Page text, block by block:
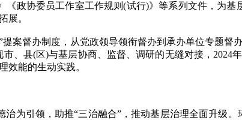
协委员工作室工作规则(试行)》等系列文件，为基
展。
督办制度，从党政领导领衔督办到承办单位专题督
、县(区)与基层协商、监督、调研的无缝对接，2024
效能的生动实践。
引领，助推“三治融合”，推动基层治理全面升级。